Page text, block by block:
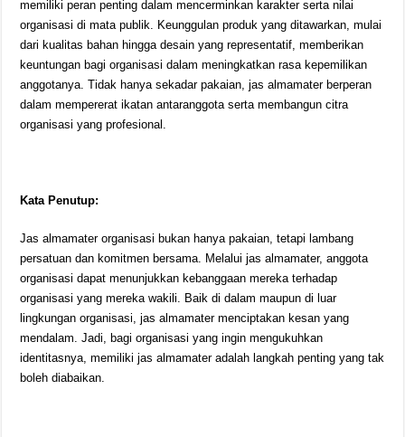
memiliki peran penting dalam mencerminkan karakter serta nilai
organisasi di mata publik. Keunggulan produk yang ditawarkan, mulai
dari kualitas bahan hingga desain yang representatif, memberikan
keuntungan bagi organisasi dalam meningkatkan rasa kepemilikan
anggotanya. Tidak hanya sekadar pakaian, jas almamater berperan
dalam mempererat ikatan antaranggota serta membangun citra
organisasi yang profesional.
Kata Penutup:
Jas almamater organisasi bukan hanya pakaian, tetapi lambang
persatuan dan komitmen bersama. Melalui jas almamater, anggota
organisasi dapat menunjukkan kebanggaan mereka terhadap
organisasi yang mereka wakili. Baik di dalam maupun di luar
lingkungan organisasi, jas almamater menciptakan kesan yang
mendalam. Jadi, bagi organisasi yang ingin mengukuhkan
identitasnya, memiliki jas almamater adalah langkah penting yang tak
boleh diabaikan.